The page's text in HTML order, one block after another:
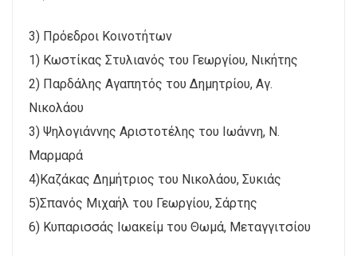
3) Πρόεδροι Κοινοτήτων
1) Κωστίκας Στυλιανός του Γεωργίου, Νικήτης
2) Παρδάλης Αγαπητός του Δημητρίου, Αγ.
Νικολάου
3) Ψηλογιάννης Αριστοτέλης του Ιωάννη, Ν.
Μαρμαρά
4)Καζάκας Δημήτριος του Νικολάου, Συκιάς
5)Σπανός Μιχαήλ του Γεωργίου, Σάρτης
6) Κυπαρισσάς Ιωακείμ του Θωμά, Μεταγγιτσίου